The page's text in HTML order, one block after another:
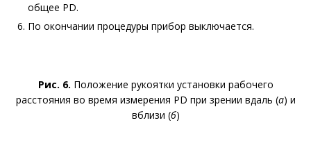
общее PD.
По окончании процедуры прибор выключается.
Рис. 6. Положение рукоятки установки рабочего
расстояния во время измерения PD при зрении вдаль (а) и
вблизи (б)